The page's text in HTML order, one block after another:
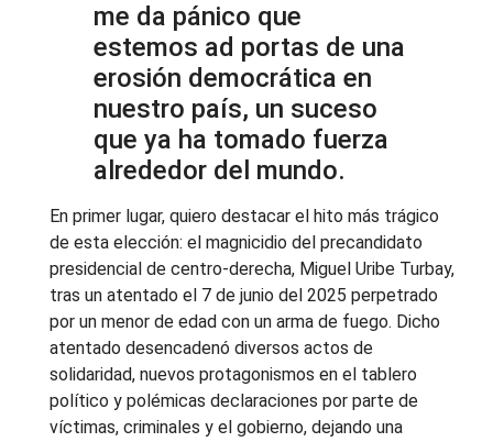
me da pánico que
estemos ad portas de una
erosión democrática en
nuestro país, un suceso
que ya ha tomado fuerza
alrededor del mundo.
En primer lugar, quiero destacar el hito más trágico
de esta elección: el magnicidio del precandidato
presidencial de centro-derecha, Miguel Uribe Turbay,
tras un atentado el 7 de junio del 2025 perpetrado
por un menor de edad con un arma de fuego. Dicho
atentado desencadenó diversos actos de
solidaridad, nuevos protagonismos en el tablero
político y polémicas declaraciones por parte de
víctimas, criminales y el gobierno, dejando una